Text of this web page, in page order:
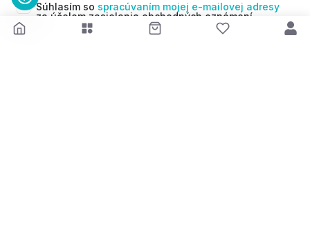
Súhlasím so spracúvaním mojej e-mailovej adresy
za účelom zasielania obchodných oznámení
(newsletterov) v súlade s čl. 6 ods. 1 písm. a)
Nariadenia GDPR. Svoj súhlas môžem kedykoľvek